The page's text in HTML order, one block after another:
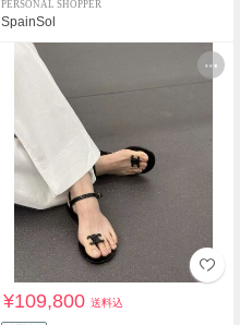
PERSONAL SHOPPER
SpainSol
¥109,800送料込